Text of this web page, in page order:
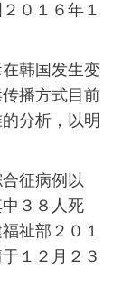
０１６年１
韩国发生变
播方式目前
分析，以明
征病例以
３８人死
祉部２０１
１２月２３